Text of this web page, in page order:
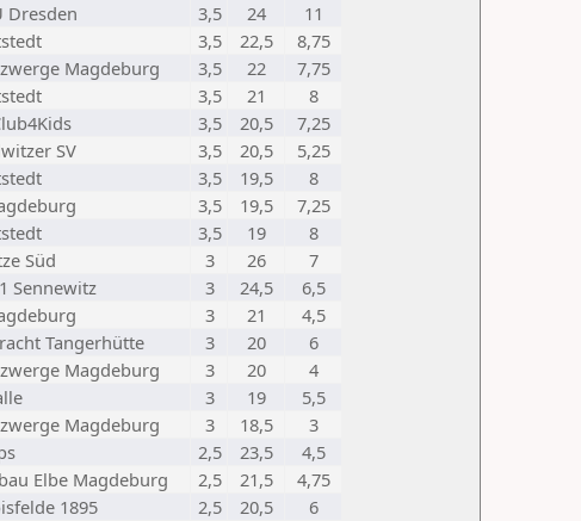
Dresden 3,5 24
11
3,5 22,5
8,75
Magdeburg 3,5 22
7,75
3,5 21
8
3,5 20,5
7,25
SV 3,5 20,5
5,25
3,5 19,5
8
3,5 19,5
7,25
3,5 19
8
Süd 3 26
7
Sennewitz 3 24,5
6,5
3 21
4,5
Tangerhütte 3 20
6
Magdeburg 3 20
4
3 19
5,5
Magdeburg 3 18,5
3
2,5 23,5
4,5
Elbe Magdeburg 2,5 21,5
4,75
1895 2,5 20,5
6